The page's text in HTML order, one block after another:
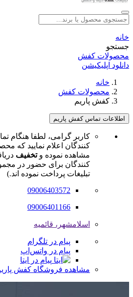
خانه
جستجو
محصولات کفش
دانلود اپلیکیشن
خانه
محصولات کفش
کفش پاریم
اطلاعات تماس کفش پاریم
کاربر گرامی، لطفا هنگام
کنندگان اعلام نمایید که
مشاهده نموده وتخفیف
کنندگان برای حضور در
تبلیغات پرداخت نموده اند.)
09006403572
09006401166
اسلامشهر، قائمیه
پیام در تلگرام
پیام در واتس‌اپ
پیام در ایتا
مشاهده فروشگاه کفش